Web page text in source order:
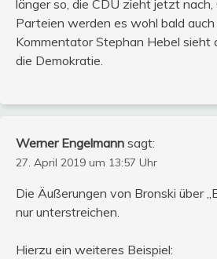
länger so, die CDU zieht jetzt nach,
Parteien werden es wohl bald auch
Kommentator Stephan Hebel sieht
die Demokratie.
Werner Engelmann sagt:
27. April 2019 um 13:57 Uhr
Die Äußerungen von Bronski über
nur unterstreichen.
Hierzu ein weiteres Beispiel: